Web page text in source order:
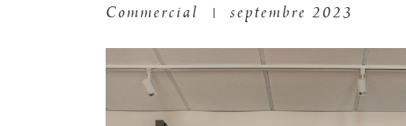
Commercial septembre 2023